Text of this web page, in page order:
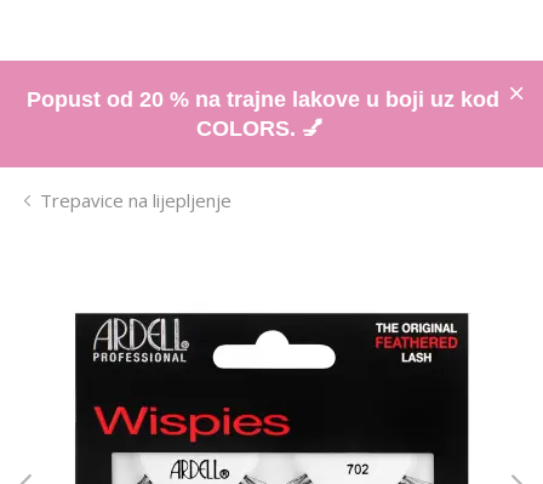
Popust od 20 % na trajne lakove u boji uz kod
COLORS. 💅
Trepavice na lijepljenje